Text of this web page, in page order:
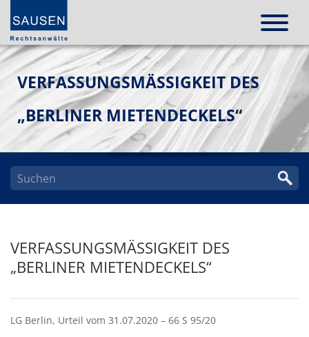
VERFASSUNGSMÄSSIGKEIT DES „
BERLINER MIETENDECKELS“
VERFASSUNGSMÄSSIGKEIT DES „
BERLINER MIETENDECKELS“
LG Berlin, Urteil vom 31.07.2020 – 66 S 95/20